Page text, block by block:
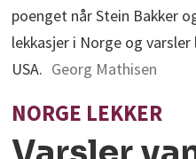
poenget når Stein Bakker
lekkasjer i Norge og
USA. Georg Mathisen
NORGE LEKKER